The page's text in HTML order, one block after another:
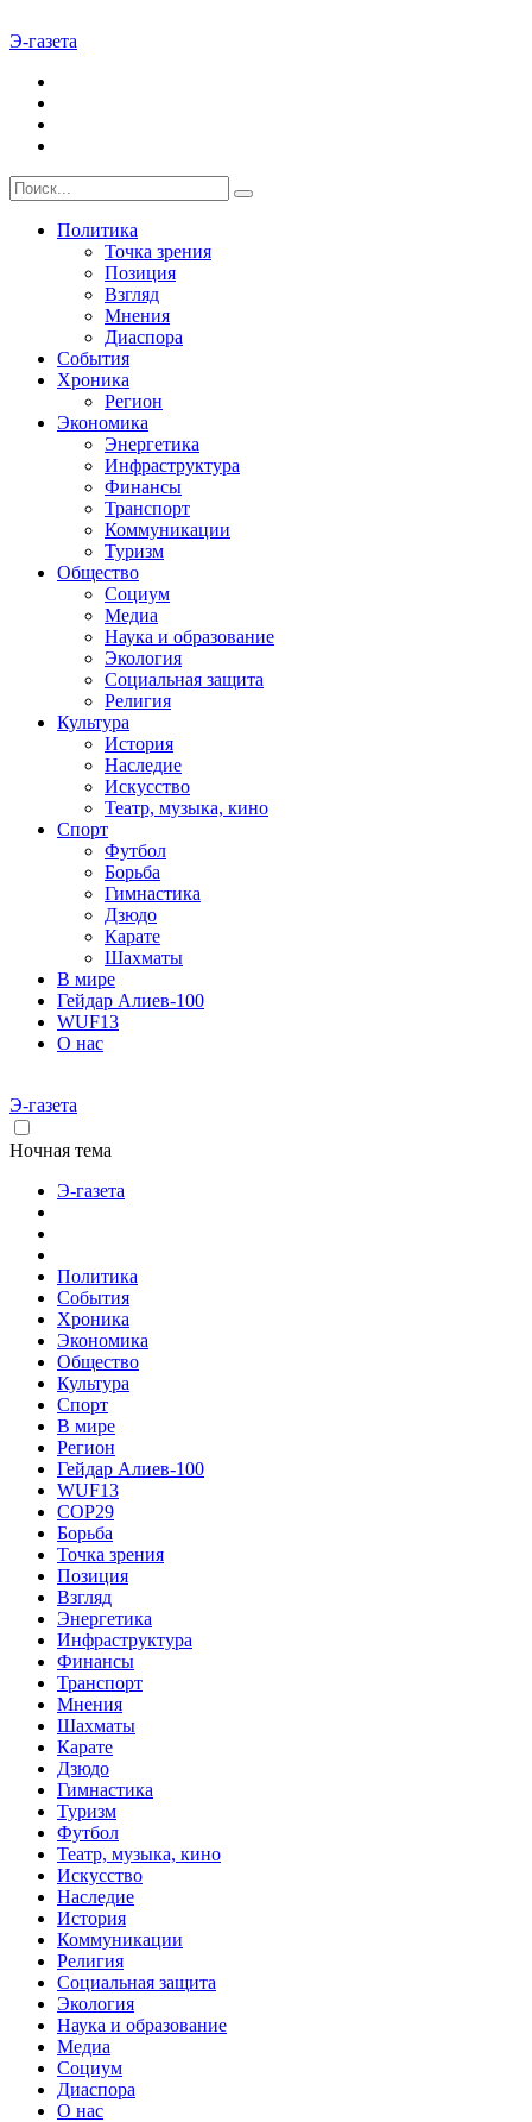
Э-газета
Политика
Точка зрения
Позиция
Взгляд
Мнения
Диаспора
События
Хроника
Регион
Экономика
Энергетика
Инфраструктура
Финансы
Транспорт
Коммуникации
Туризм
Общество
Социум
Медиа
Наука и образование
Экология
Социальная защита
Религия
Культура
История
Наследие
Искусство
Театр, музыка, кино
Спорт
Футбол
Борьба
Гимнастика
Дзюдо
Карате
Шахматы
В мире
Гейдар Алиев-100
WUF13
О нас
Э-газета
Ночная тема
Э-газета
Политика
События
Хроника
Экономика
Общество
Культура
Спорт
В мире
Регион
Гейдар Алиев-100
WUF13
COP29
Борьба
Точка зрения
Позиция
Взгляд
Энергетика
Инфраструктура
Финансы
Транспорт
Мнения
Шахматы
Карате
Дзюдо
Гимнастика
Туризм
Футбол
Театр, музыка, кино
Искусство
Наследие
История
Коммуникации
Религия
Социальная защита
Экология
Наука и образование
Медиа
Социум
Диаспора
О нас